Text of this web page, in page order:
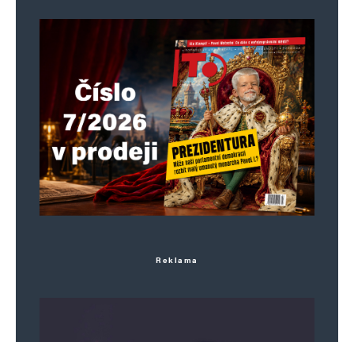
Informujte mě o nových příspěvcích e-mailem.
Alternative:
Reklama